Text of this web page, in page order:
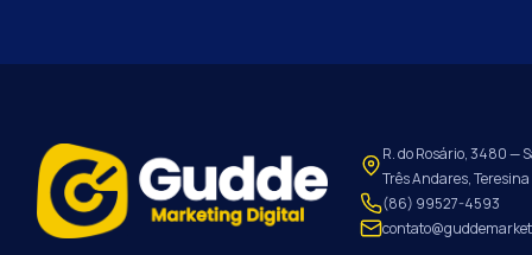
R. do Rosário, 3480 —
Três Andares,
(86) 99527-4593